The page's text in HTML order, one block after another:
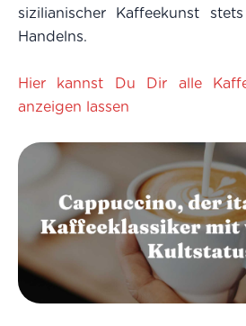
sizilianischer Kaffeekunst
Handelns.
Hier kannst Du Dir alle
anzeigen lassen